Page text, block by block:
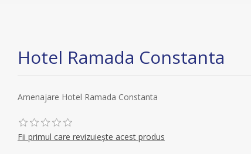
Hotel Ramada Constanta
Amenajare Hotel Ramada Constanta
Fii primul care revizuiește acest produs